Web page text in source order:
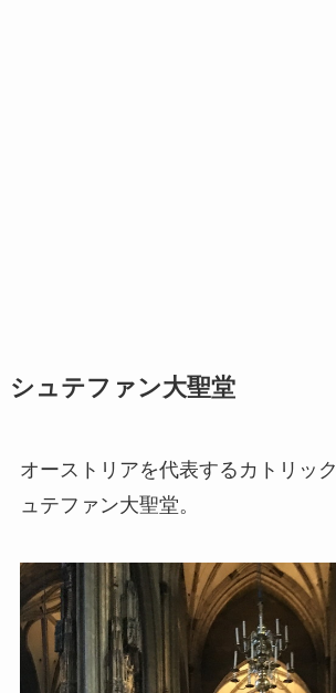
シュテファン大聖堂
オーストリアを代表するカトリッ
ュテファン大聖堂。